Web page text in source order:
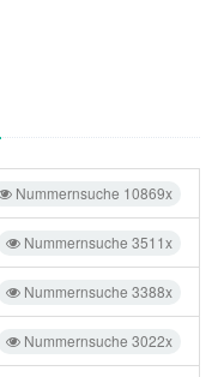
Nummernsuche 10869x
Nummernsuche 3511x
Nummernsuche 3388x
Nummernsuche 3022x